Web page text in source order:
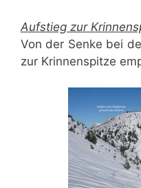
Aufstieg zur
Von der Senke bei
zur Krinnenspitze